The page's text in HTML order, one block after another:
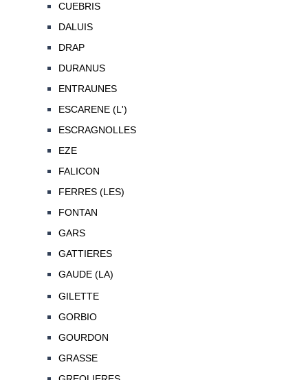
CUEBRIS
DALUIS
DRAP
DURANUS
ENTRAUNES
ESCARENE (L')
ESCRAGNOLLES
EZE
FALICON
FERRES (LES)
FONTAN
GARS
GATTIERES
GAUDE (LA)
GILETTE
GORBIO
GOURDON
GRASSE